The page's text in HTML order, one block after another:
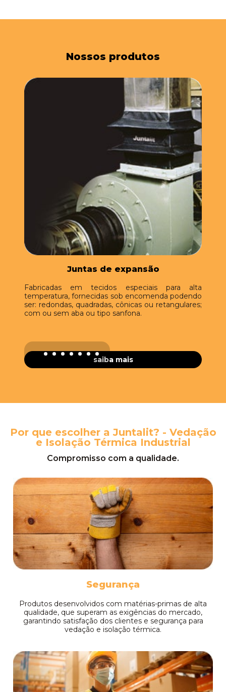
Nossos produtos
Juntas de expansão
Fabricadas em tecidos especiais para alta
temperatura, fornecidas sob encomenda podendo
ser: redondas, quadradas, cônicas ou retangulares;
com ou sem aba ou tipo sanfona.
saiba mais
Por que escolher a Juntalit? - Vedação
e Isolação Térmica Industrial
Compromisso com a qualidade.
Segurança
Produtos desenvolvidos com matérias-primas de alta
qualidade, que superam as exigências do mercado,
garantindo satisfação dos clientes e segurança para
vedação e isolação térmica.